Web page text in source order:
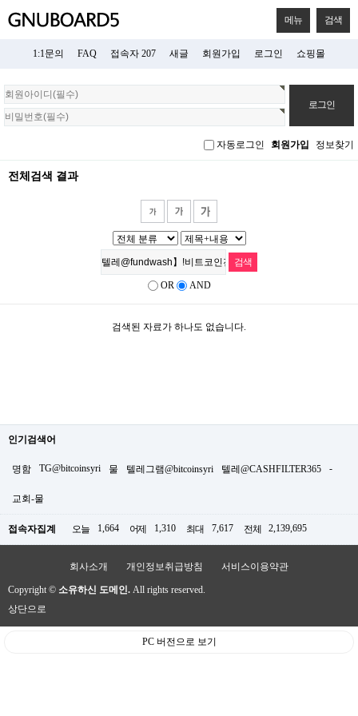
메뉴 검색
1:1문의 FAQ 접속자 207 새글 회원가입 로그인 쇼핑몰
회
원
로
자동로그인 회원가입 정보찾기
전체검색 결과
OR AND
검색된 자료가 하나도 없습니다.
인기검색어
명함 TG@bitcoinsyri 물 텔레그램@bitcoinsyri 텔레@CASHFILTER365 -
교회-물
접속자집계 오늘 1,664 어제 1,310 최대 7,617 전체 2,139,695
회사소개 개인정보취급방침 서비스이용약관
Copyright © 소유하신 도메인. All rights reserved.
상단으로
PC 버전으로 보기